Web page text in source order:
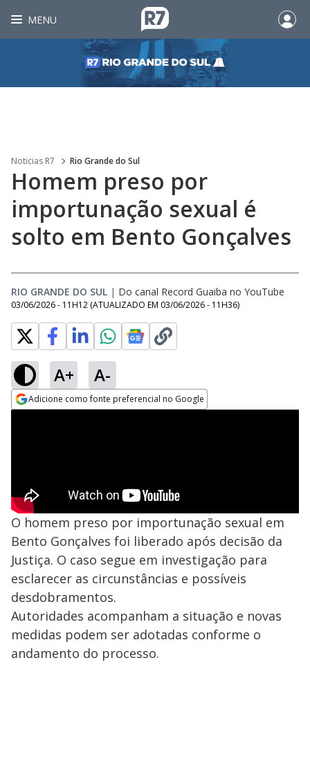
MENU
Noticias R7 Rio Grande do Sul
Homem preso por
importunação sexual é
solto em Bento Gonçalves
RIO GRANDE DO SUL | Do canal Record Guaiba no YouTube
03/06/2026 - 11H12 (ATUALIZADO EM 03/06/2026 - 11H36)
A+ A-
Adicione como fonte preferencial no Google
O homem preso por importunação sexual em
Bento Gonçalves foi liberado após decisão da
Justiça. O caso segue em investigação para
esclarecer as circunstâncias e possíveis
desdobramentos.
Autoridades acompanham a situação e novas
medidas podem ser adotadas conforme o
andamento do processo.